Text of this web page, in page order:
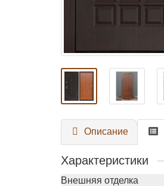
Описание
Характеристики
Внешняя отделка